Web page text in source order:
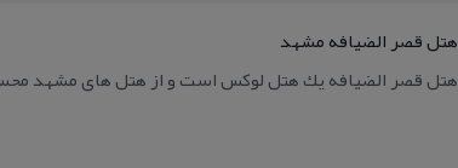
هتل قصر الضیافه مشهد
هتل قصر الضیافه یك هتل لوكس است و از هتل های مشهد